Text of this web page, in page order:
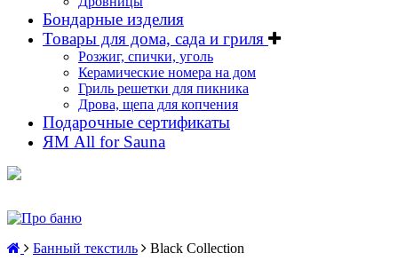
Бондарные изделия
Товары для дома, сада и гриля
Розжиг, спички, уголь
Керамические номера на дом
Гриль решетки для пикника
Дрова, щепа для копчения
Подарочные сертификаты
ЯМ All for Sauna
Банный текстиль Black Collection